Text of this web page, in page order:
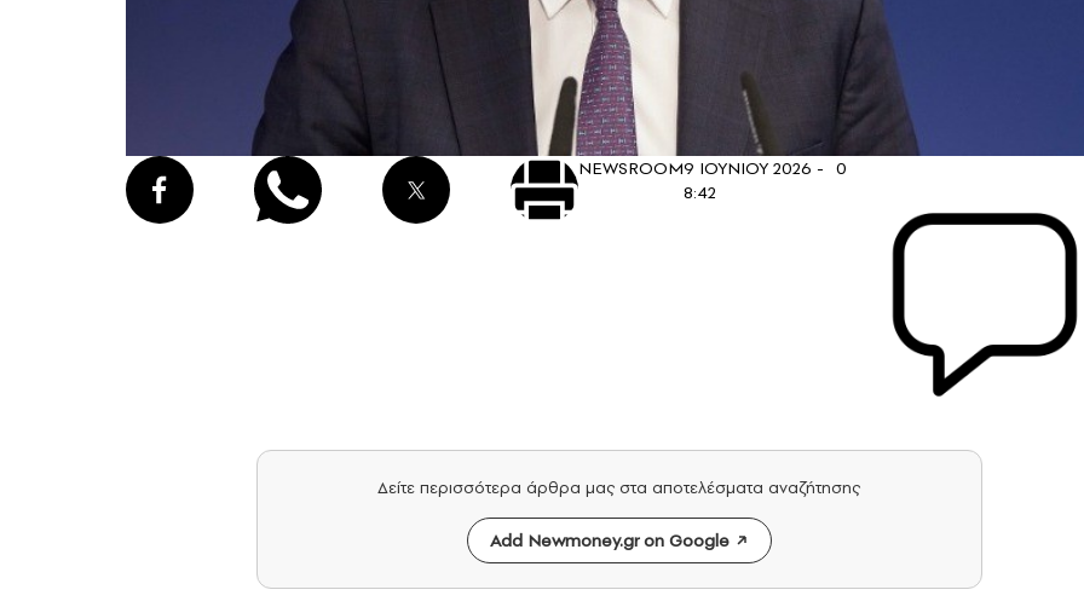
NEWSROOM9 ΙΟΥΝΙΟΥ 2026 -
8:42
0
Δείτε περισσότερα άρθρα μας στα αποτελέσματα αναζήτησης
Add Newmoney.gr on Google